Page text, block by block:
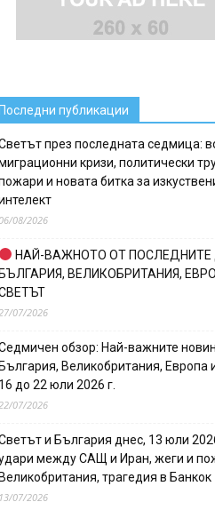
публикации
през последната седмица:
кризи, политически
и новата битка за
08/2026
НАЙ-ВАЖНОТО ОТ ПОСЛЕДНИТЕ
ВЕЛИКОБРИТАНИЯ,
07/2026
обзор: Най-важните
Великобритания, Европа
до 22 юли 2026 г.
07/2026
и България днес, 13 юли
между САЩ и Иран, жеги и
трагедия в Банкок
07/2026